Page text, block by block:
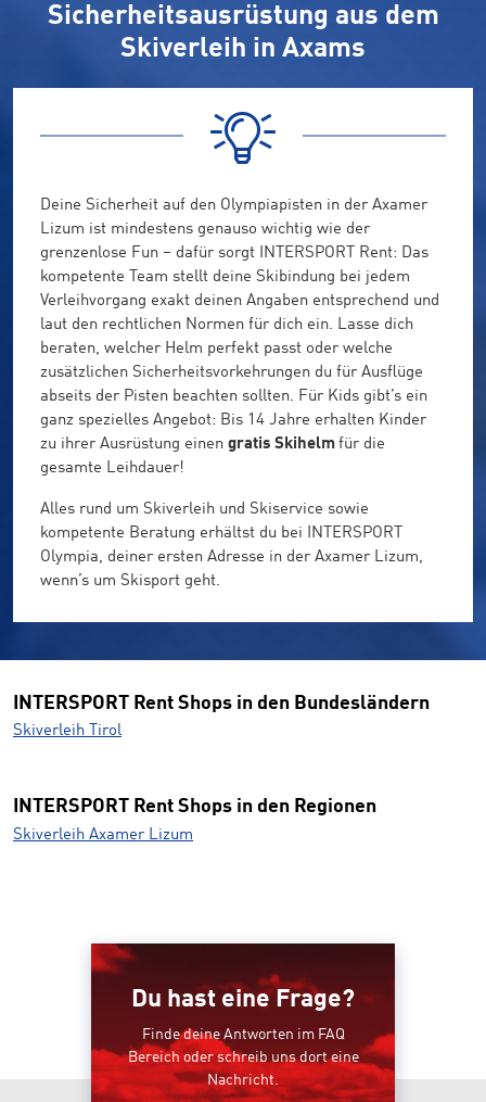
Sicherheitsausrüstung aus dem
Skiverleih in Axams
Deine Sicherheit auf den Olympiapisten in der Axamer
Lizum ist mindestens genauso wichtig wie der
grenzenlose Fun – dafür sorgt INTERSPORT Rent: Das
kompetente Team stellt deine Skibindung bei jedem
Verleihvorgang exakt deinen Angaben entsprechend und
laut den rechtlichen Normen für dich ein. Lasse dich
beraten, welcher Helm perfekt passt oder welche
zusätzlichen Sicherheitsvorkehrungen du für Ausflüge
abseits der Pisten beachten sollten. Für Kids gibt’s ein
ganz spezielles Angebot: Bis 14 Jahre erhalten Kinder
zu ihrer Ausrüstung einen gratis Skihelm für die
gesamte Leihdauer!
Alles rund um Skiverleih und Skiservice sowie
kompetente Beratung erhältst du bei INTERSPORT
Olympia, deiner ersten Adresse in der Axamer Lizum,
wenn’s um Skisport geht.
INTERSPORT Rent Shops in den Bundesländern
Skiverleih Tirol
INTERSPORT Rent Shops in den Regionen
Skiverleih Axamer Lizum
Du hast eine Frage?
Finde deine Antworten im FAQ
Bereich oder schreib uns dort eine
Nachricht.